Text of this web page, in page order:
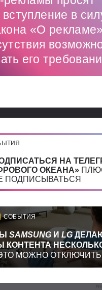
в
«О рекламе»
его
НА
ОКЕАНА»
ПОДПИСЫВАТЬСЯ
СОБЫТИЯ
SAMSUNG И LG
КОНТЕНТА
МОЖНО ОТКЛЮЧИТЬ